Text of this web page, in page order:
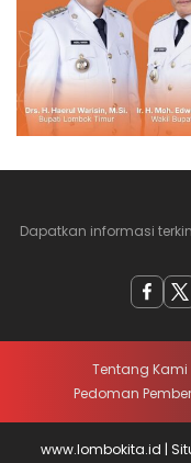
Dapatkan informasi
Tentang Kami
Pedoman
www.lombokita.id |